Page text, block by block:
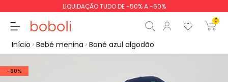
LIQUIDAÇÃO TUDO DE -50% A -60%
0
Início Bebé menina Boné azul algodão
-60%